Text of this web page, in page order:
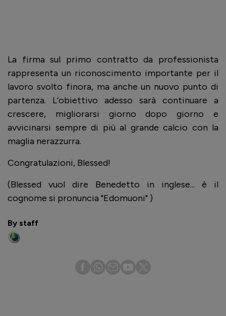
La firma sul primo contratto da professionista
rappresenta un riconoscimento importante per il
lavoro svolto finora, ma anche un nuovo punto di
partenza. L’obiettivo adesso sarà continuare a
crescere, migliorarsi giorno dopo giorno e
avvicinarsi sempre di più al grande calcio con la
maglia nerazzurra.
Congratulazioni, Blessed!
(Blessed vuol dire Benedetto in inglese... è il
cognome si pronuncia "Edomuoni" )
By staff